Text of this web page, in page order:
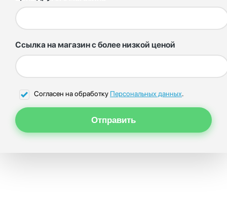
Ссылка на магазин с более низкой ценой
Согласен на обработку Персональных данных.
Отправить